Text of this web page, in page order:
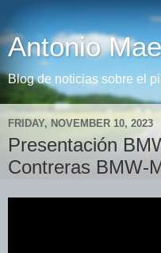
Antonio
Blog de noticias sobre el
FRIDAY, NOVEMBER 10, 2023
Presentación
Contreras BMW-